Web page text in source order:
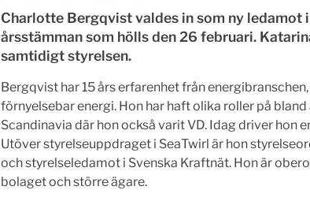
Charlotte Bergqvist valdes in som ny ledamot
årsstämman som hölls den 26 februari.
samtidigt styrelsen.
Bergqvist har 15 års erfarenhet från
förnyelsebar energi. Hon har haft olika roller på bland
Scandinavia där hon också varit VD. Idag driver hon
Utöver styrelseuppdraget i SeaTwirl är hon
och styrelseledamot i Svenska Kraftnät. Hon är
bolaget och större ägare.